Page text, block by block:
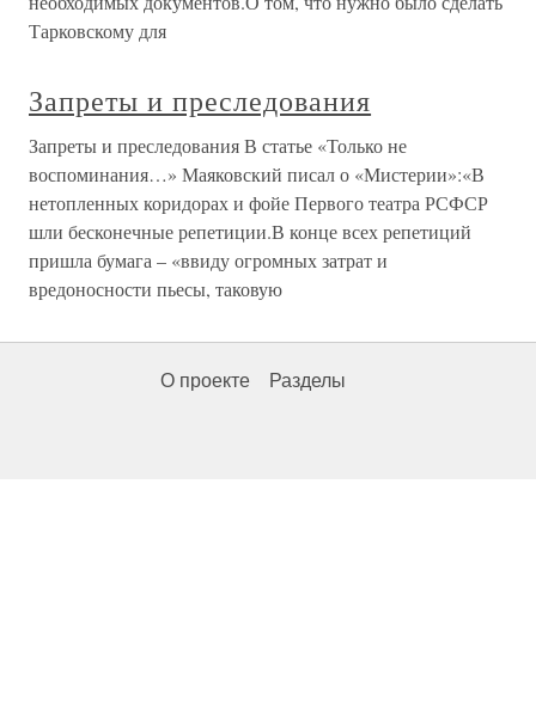
Тарковскому для
Запреты и преследования
Запреты и преследования В статье «Только не
воспоминания…» Маяковский писал о «Мистерии»:«В
нетопленных коридорах и фойе Первого театра РСФСР
шли бесконечные репетиции.В конце всех репетиций
пришла бумага – «ввиду огромных затрат и
вредоносности пьесы, таковую
О проекте Разделы